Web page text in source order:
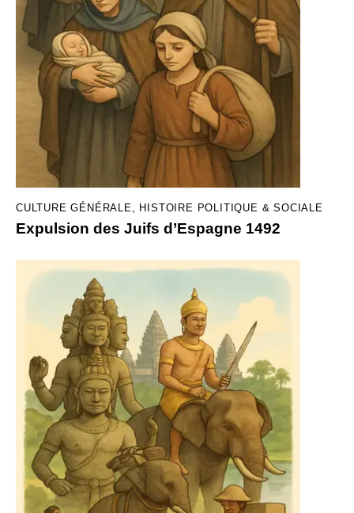
CULTURE GÉNÉRALE HISTOIRE POLITIQUE & SOCIALE
Expulsion des Juifs d’Espagne 1492